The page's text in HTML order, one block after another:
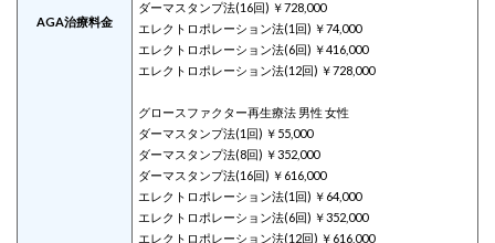
AGA治療料金
ダーマスタンプ法(16回) ￥728,000
エレクトロポレーション法(1回) ￥74,000
エレクトロポレーション法(6回) ￥416,000
エレクトロポレーション法(12回) ￥728,000
グロースファクター再生療法 男性 女性
ダーマスタンプ法(1回) ￥55,000
ダーマスタンプ法(8回) ￥352,000
ダーマスタンプ法(16回) ￥616,000
エレクトロポレーション法(1回) ￥64,000
エレクトロポレーション法(6回) ￥352,000
エレクトロポレーション法(12回) ￥616,000